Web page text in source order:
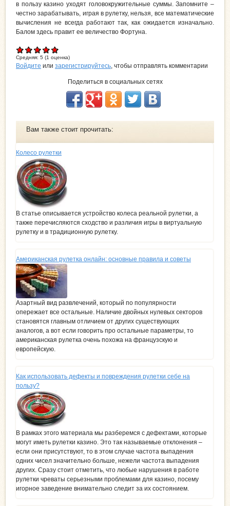
в пользу казино уходят головокружительные суммы. Запомните –
честно зарабатывать, играя в рулетку, нельзя, все математические
вычисления не всегда работают так, как ожидается изначально.
Балом здесь правит ее величество Фортуна.
Средняя: 5 (1 оценка)
Войдите или зарегистрируйтесь , чтобы отправлять комментарии
Поделиться в социальных сетях
Вам также стоит прочитать:
Колесо рулетки
В статье описывается устройство колеса реальной рулетки, а
также перечисляются сходство и различия игры в виртуальную
рулетку и в традиционную рулетку.
Американская рулетка онлайн: основные правила и советы
Азартный вид развлечений, который по популярности
опережает все остальные. Наличие двойных нулевых секторов
становятся главным отличием от других существующих
аналогов, а вот если говорить про остальные параметры, то
американская рулетка очень похожа на французскую и
европейскую.
Как использовать дефекты и повреждения рулетки себе на
пользу?
В рамках этого материала мы разберемся с дефектами, которые
могут иметь рулетки казино. Это так называемые отклонения –
если они присутствуют, то в этом случае частота выпадения
одних чисел значительно больше, нежели частота выпадения
других. Сразу стоит отметить, что любые нарушения в работе
рулетки чреваты серьезными проблемами для казино, посему
игорное заведение внимательно следит за их состоянием.